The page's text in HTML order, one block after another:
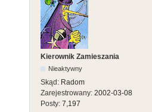
Kierownik Zamieszania
Nieaktywny
Skąd: Radom
Zarejestrowany: 2002-03-08
Posty: 7,197